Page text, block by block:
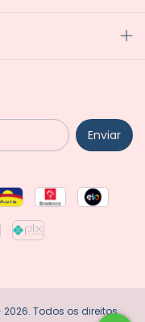
Todos os direitos